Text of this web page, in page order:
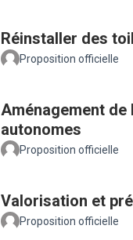
Réinstaller des
Proposition officielle
Aménagement
autonomes
Proposition officielle
Valorisation et
Proposition officielle